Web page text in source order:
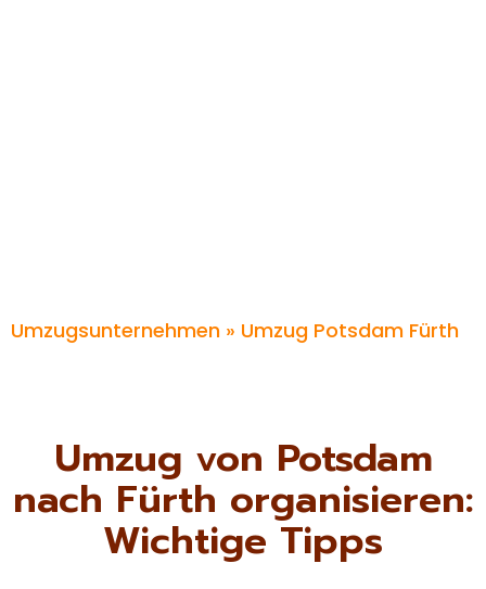
Umzugsunternehmen » Umzug Potsdam Fürth
Umzug von Potsdam
nach Fürth organisieren:
Wichtige Tipps